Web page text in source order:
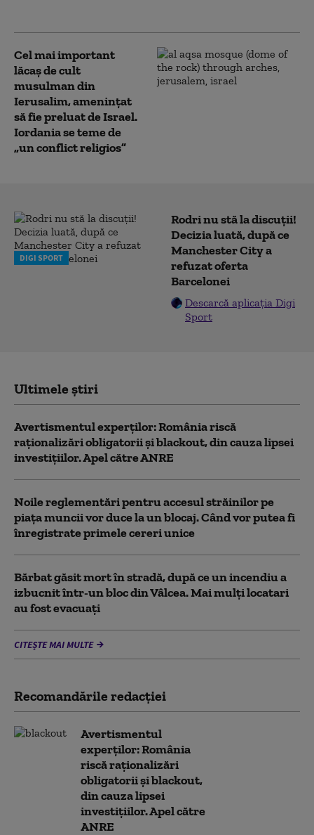
Cel mai important
lăcaş de cult
musulman din
Ierusalim, amenințat
să fie preluat de Israel.
Iordania se teme de
„un conflict religios”
DIGI SPORT
Rodri nu stă la discuții!
Decizia luată, după ce
Manchester City a
refuzat oferta
Barcelonei
Descarcă aplicația Digi
Sport
Ultimele știri
Avertismentul experților: România riscă
raționalizări obligatorii și blackout, din cauza lipsei
investițiilor. Apel către ANRE
Noile reglementări pentru accesul străinilor pe
piaţa muncii vor duce la un blocaj. Când vor putea fi
înregistrate primele cereri unice
Bărbat găsit mort în stradă, după ce un incendiu a
izbucnit într-un bloc din Vâlcea. Mai mulți locatari
au fost evacuați
CITEȘTE MAI MULTE
Recomandările redacţiei
Avertismentul
experților: România
riscă raționalizări
obligatorii și blackout,
din cauza lipsei
investițiilor. Apel către
ANRE